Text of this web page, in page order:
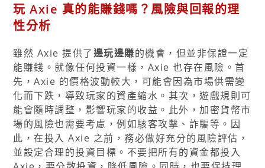
玩 Axie 真的能賺錢嗎？風險與回報的理
性分析
雖然 Axie 提供了邊玩邊賺的機會，但並非保證一定
能賺錢。就像任何投資一樣，Axie 也存在風險。首
先，Axie 的價格波動較大，可能會因為市場供需變
化而下跌，導致玩家的資產縮水。其次，遊戲規則可
能會隨時調整，影響玩家的收益。此外，加密貨幣市
場的風險也需要考慮，例如駭客攻擊、詐騙等。因
此，在投入 Axie 之前，務必做好充分的風險評估，
並設定合理的投資目標。不要把所有的資金都投入